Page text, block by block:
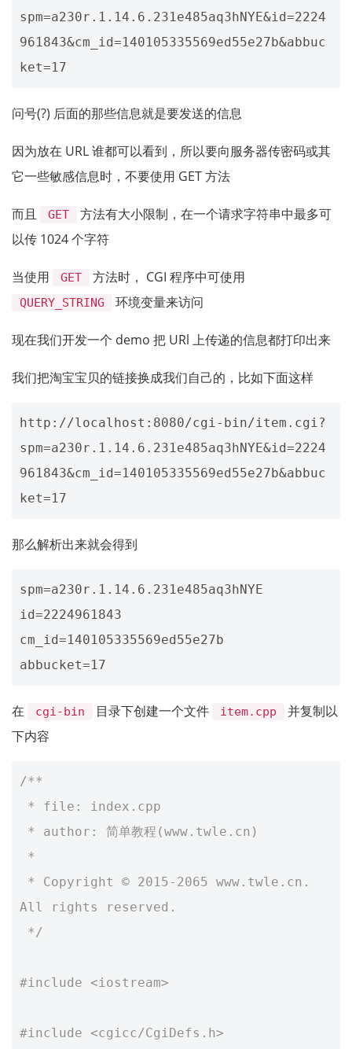
spm=a230r.1.14.6.231e485aq3hNYE&id=2224
961843&cm_id=140105335569ed55e27b&abbuc
问号(?) 后面的那些信息就是要发送的信息
因为放在 URL 谁都可以看到，所以要向服务器传密码或其
它一些敏感信息时，不要使用 GET 方法
而且 GET
方法有大小限制，在一个请求字符串中最多可
以传 1024 个字符
当使用 GET 方法时， CGI 程序中可使用
QUERY_STRING 环境变量来访问
现在我们开发一个 demo 把 URl 上传递的信息都打印出来
我们把淘宝宝贝的链接换成我们自己的，比如下面这样
http://localhost:8080/cgi-bin/item.cgi?
spm=a230r.1.14.6.231e485aq3hNYE&id=2224
961843&cm_id=140105335569ed55e27b&abbuc
那么解析出来就会得到
spm=a230r.1.14.6.231e485aq3hNYE
id=2224961843
cm_id=140105335569ed55e27b
在 cgi-bin 目录下创建一个文件 item.cpp
并复制以
下内容
/**
* file: index.cpp
* author: 简单教程(www.twle.cn)
*
All rights reserved.
*/
#include <iostream>
#include <cgicc/CgiDefs.h>